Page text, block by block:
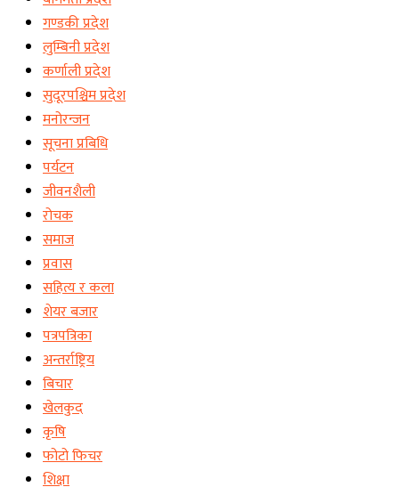
गण्डकी प्रदेश
लुम्बिनी प्रदेश
कर्णाली प्रदेश
सुदूरपश्चिम प्रदेश
मनोरन्जन
सूचना प्रबिधि
पर्यटन
जीवनशैली
रोचक
समाज
प्रवास
सहित्य र कला
शेयर बजार
पत्रपत्रिका
अन्तर्राष्ट्रिय
बिचार
खेलकुद
कृषि
फोटो फिचर
शिक्षा